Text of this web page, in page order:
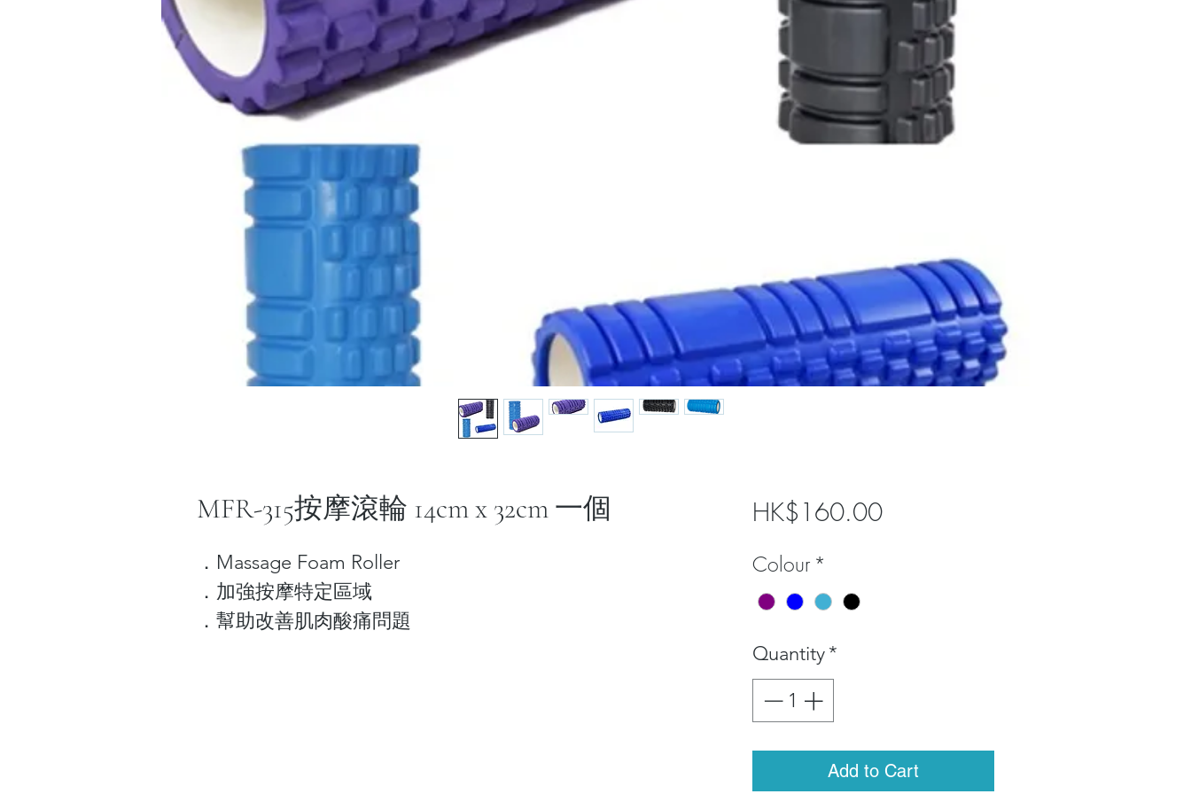
MFR-315按摩滾輪 14cm x 32cm 一個
．Massage Foam Roller
．加強按摩特定區域
．幫助改善肌肉酸痛問題
HK$160.00Price
Colour *
Quantity*
Add to Cart